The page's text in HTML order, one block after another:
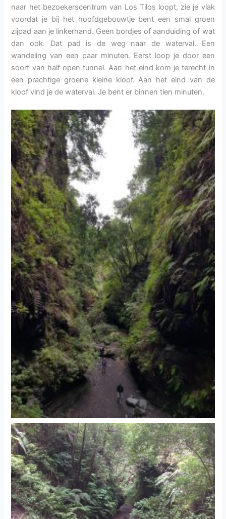
naar het bezoekerscentrum van Los Tilos loopt, zie je vlak
voordat je bij het hoofdgebouwtje bent een smal groen
zijpad aan je linkerhand. Geen bordjes of aanduiding of wat
dan ook. Dat pad is de weg naar de waterval. Een
wandeling van een paar minuten. Eerst loop je door een
soort van half open tunnel. Aan het eind kom je terecht in
een prachtige groene kleine kloof. Aan het eind van de
kloof vind je de waterval. Je bent er binnen tien minuten.